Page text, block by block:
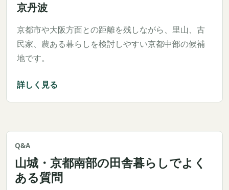
京丹波
京都市や大阪方面との距離を残しながら、里山、古
民家、農ある暮らしを検討しやすい京都中部の候補
地です。
詳しく見る
Q&A
山城・京都南部の田舎暮らしでよく
ある質問